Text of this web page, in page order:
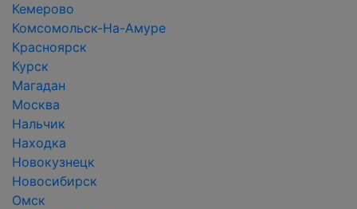
Кемерово
Комсомольск-На-Амуре
Красноярск
Курск
Магадан
Москва
Нальчик
Находка
Новокузнецк
Новосибирск
Омск